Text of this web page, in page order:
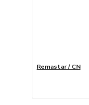
Remastar / CN